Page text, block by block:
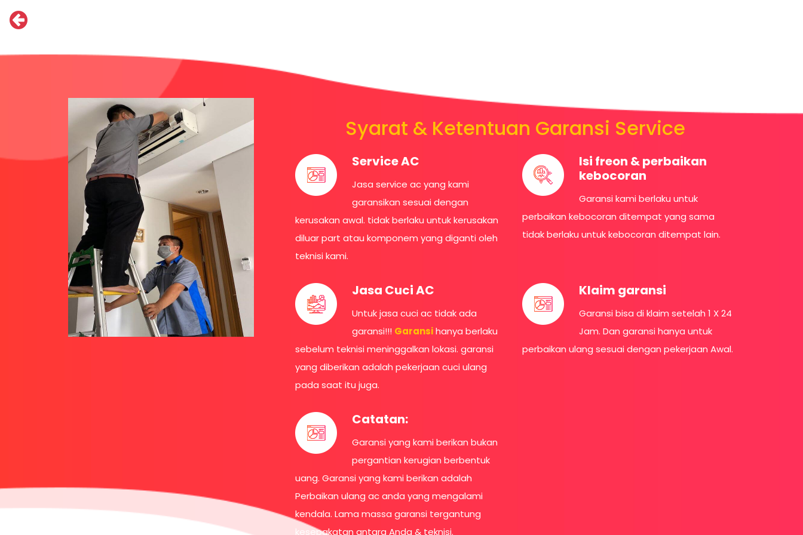
Syarat & Ketentuan Garansi Service
Service AC
Jasa service ac yang kami
garansikan sesuai dengan
kerusakan awal. tidak berlaku untuk kerusakan
diluar part atau komponem yang diganti oleh
teknisi kami.
Isi freon & perbaikan
kebocoran
Garansi kami berlaku untuk
perbaikan kebocoran ditempat yang sama
tidak berlaku untuk kebocoran ditempat lain.
Jasa Cuci AC
Untuk jasa cuci ac tidak ada
garansi!!! Garansihanya berlaku
sebelum teknisi meninggalkan lokasi. garansi
yang diberikan adalah pekerjaan cuci ulang
pada saat itu juga.
Klaim garansi
Garansi bisa di klaim setelah 1 X 24
Jam. Dan garansi hanya untuk
perbaikan ulang sesuai dengan pekerjaan Awal.
Catatan:
Garansi yang kami berikan bukan
pergantian kerugian berbentuk
uang. Garansi yang kami berikan adalah
Perbaikan ulang ac anda yang mengalami
kendala. Lama massa garansi tergantung
kesepakatan antara Anda & teknisi.